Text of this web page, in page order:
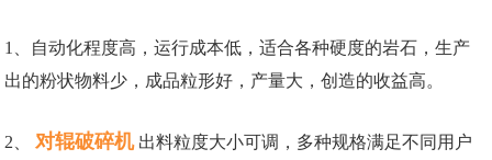
1、自动化程度高，运行成本低，适合各种硬度的岩石，生产
出的粉状物料少，成品粒形好，产量大，创造的收益高。
2、 对辊破碎机 出料粒度大小可调，多种规格满足不同用户